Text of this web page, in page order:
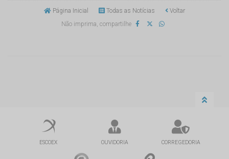
Página Inicial Todas as Notícias
Voltar
Não imprima, compartilhe
ESCOEX OUVIDORIA CORREGEDORIA